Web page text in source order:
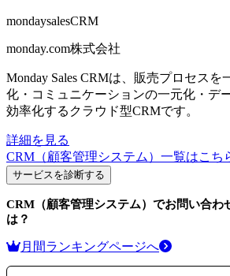
mondaysalesCRM
monday.com株式会社
Monday Sales CRMは、販売プロセスを
化・コミュニケーションの一元化・デ
効率化するクラウド型CRMです。
詳細を見る
CRM（顧客管理システム） 一覧はこち
サービスを診断する
CRM（顧客管理システム） でお問い合わ
は？
月間ランキングページへ